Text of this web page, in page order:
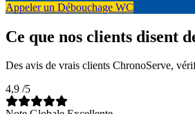
Appeler un Débouchage WC
Ce que nos clients disent
Des avis de vrais clients ChronoServe,
4,9 /5